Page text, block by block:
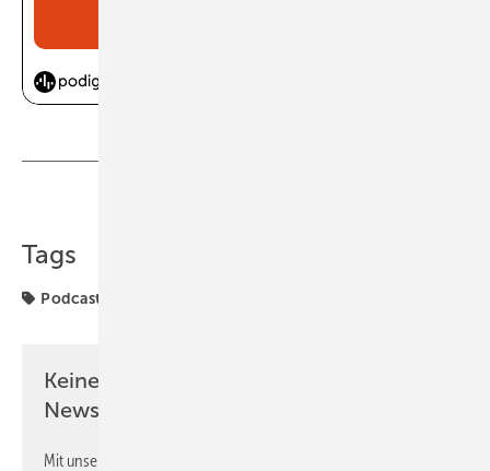
Tags
Podcast
Keine Zeit? Kein Problem mit dem SBZ
Newsletter!
Mit unserem Newsletter erhalten Sie regelmäßig von uns